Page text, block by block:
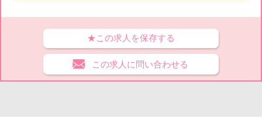
★この求人を保存する
この求人に問い合わせる